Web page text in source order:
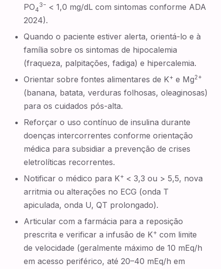
PO4
3− < 1,0 mg/dL com sintomas conforme ADA
2024).
Quando o paciente estiver alerta, orientá-lo e à
família sobre os sintomas de hipocalemia
(fraqueza, palpitações, fadiga) e hipercalemia.
Orientar sobre fontes alimentares de K+ e Mg2+
(banana, batata, verduras folhosas, oleaginosas)
para os cuidados pós-alta.
Reforçar o uso contínuo de insulina durante
doenças intercorrentes conforme orientação
médica para subsidiar a prevenção de crises
eletrolíticas recorrentes.
Notificar o médico para K+ < 3,3 ou > 5,5, nova
arritmia ou alterações no ECG (onda T
apiculada, onda U, QT prolongado).
Articular com a farmácia para a reposição
prescrita e verificar a infusão de K+ com limite
de velocidade (geralmente máximo de 10 mEq/h
em acesso periférico, até 20–40 mEq/h em